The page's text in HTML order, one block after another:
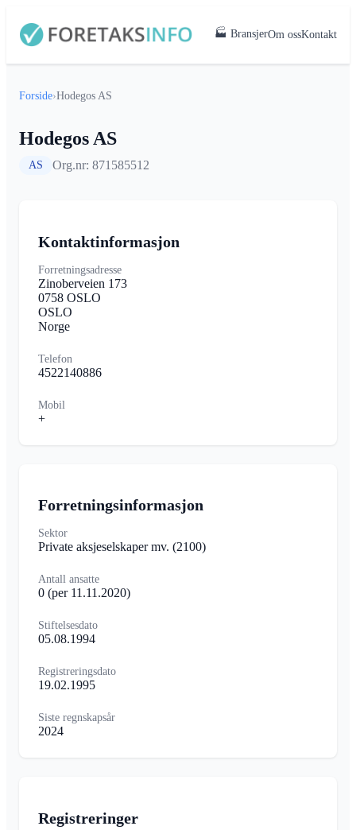
🏭 BransjerOm ossKontakt
Forside›Hodegos AS
Hodegos AS
AS Org.nr: 871585512
Kontaktinformasjon
Forretningsadresse
Zinoberveien 173
0758 OSLO
OSLO
Norge
Telefon
4522140886
Mobil
+
Forretningsinformasjon
Sektor
Private aksjeselskaper mv. (2100)
Antall ansatte
0 (per 11.11.2020)
Stiftelsesdato
05.08.1994
Registreringsdato
19.02.1995
Siste regnskapsår
2024
Registreringer